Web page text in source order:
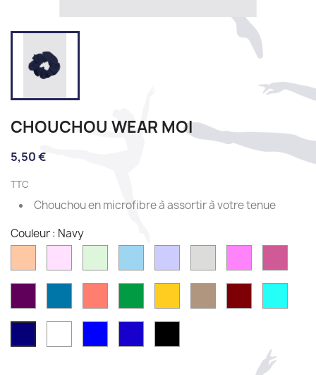
CHOUCHOU WEAR MOI
5,50 €
TTC
Chouchou en microfibre à assortir à votre tenue
Couleur : Navy